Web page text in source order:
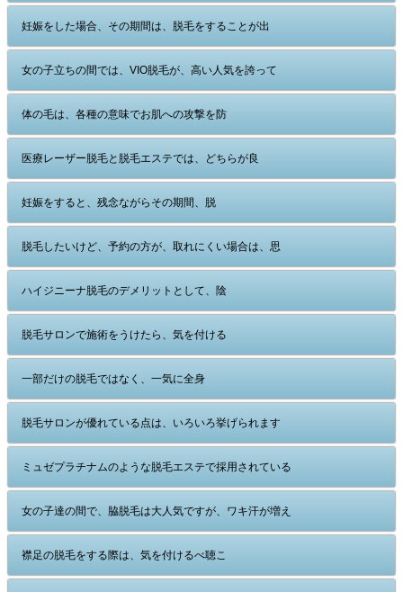
妊娠をした場合、その期間は、脱毛をすることが出
女の子立ちの間では、VIO脱毛が、高い人気を誇って
体の毛は、各種の意味でお肌への攻撃を防
医療レーザー脱毛と脱毛エステでは、どちらが良
妊娠をすると、残念ながらその期間、脱
脱毛したいけど、予約の方が、取れにくい場合は、思
ハイジニーナ脱毛のデメリットとして、陰
脱毛サロンで施術をうけたら、気を付ける
一部だけの脱毛ではなく、一気に全身
脱毛サロンが優れている点は、いろいろ挙げられます
ミュゼプラチナムのような脱毛エステで採用されている
女の子達の間で、脇脱毛は大人気ですが、ワキ汗が増え
襟足の脱毛をする際は、気を付けるべ聴こ